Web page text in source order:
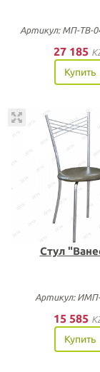
Артикул: МП-ТВ-
27 185
Купить
Стул
Артикул:
15 585
Купить